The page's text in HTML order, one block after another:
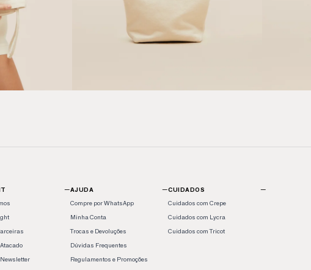
−AJUDA −
Compre por WhatsApp
Minha Conta
Trocas e Devoluções
Dúvidas Frequentes
Regulamentos e Promoções
CUIDADOS −
Cuidados com Crepe
Cuidados com Lycra
Cuidados com Tricot